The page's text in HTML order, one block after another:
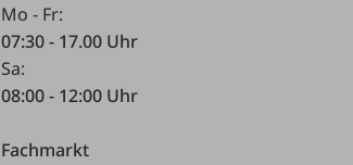
Mo - Fr:
07:30 - 17.00 Uhr
Sa:
08:00 - 12:00 Uhr
Fachmarkt